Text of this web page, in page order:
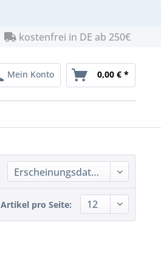
kostenfrei in DE ab 250€
Mein Konto 0,00 € *
Artikel pro Seite: